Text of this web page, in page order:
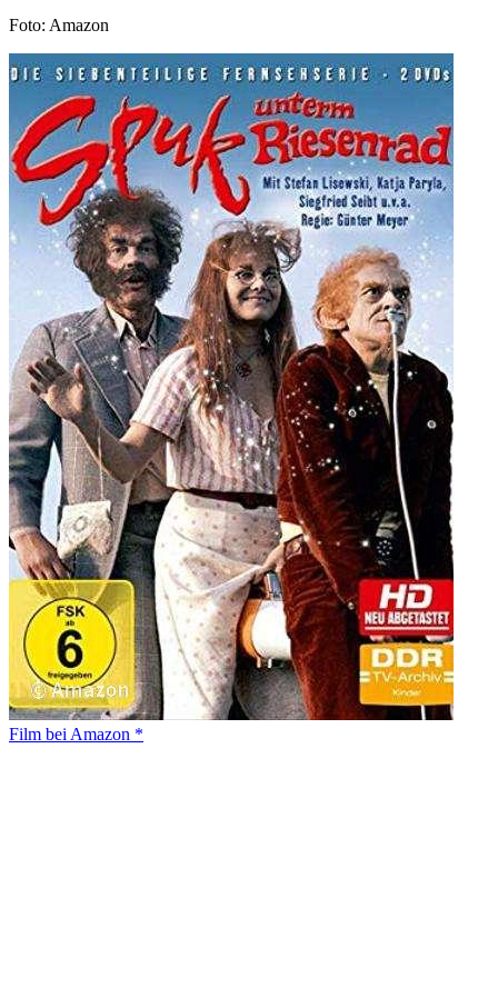
Foto: Amazon
Film bei Amazon *